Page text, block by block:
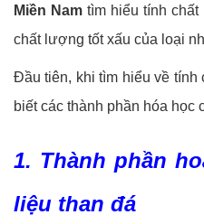
Miền Namtìm hiểu tính
chất lượng tốt xấu của loại
Đầu tiên, khi tìm hiểu về tính
biết các thành phần hóa học
1. Thành phần
liệu than đá